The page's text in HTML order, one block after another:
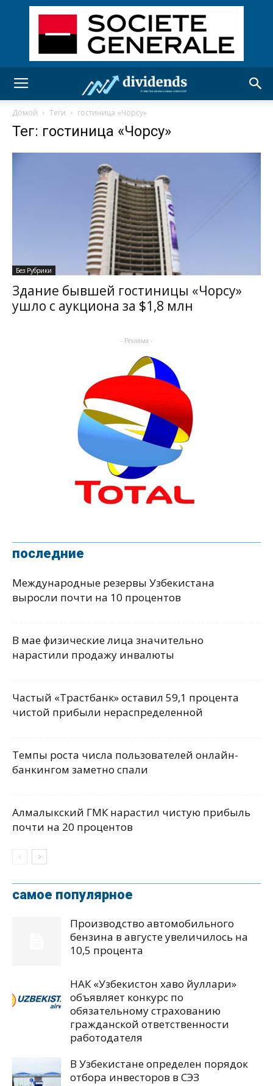
Домой Теги гостиница «Чорсу»
Тег: гостиница «Чорсу»
Без Рубрики
Здание бывшей гостиницы «Чорсу»
ушло с аукциона за $1,8 млн
- Реклама -
последние
Международные резервы Узбекистана
выросли почти на 10 процентов
В мае физические лица значительно
нарастили продажу инвалюты
Частый «Трастбанк» оставил 59,1 процента
чистой прибыли нераспределенной
Темпы роста числа пользователей онлайн-
банкингом заметно спали
Алмалыкский ГМК нарастил чистую прибыль
почти на 20 процентов
самое популярное
Производство автомобильного
бензина в августе увеличилось на
10,5 процента
НАК «Узбекистон хаво йуллари»
объявляет конкурс по
обязательному страхованию
гражданской ответственности
работодателя
В Узбекистане определен порядок
отбора инвесторов в СЭЗ